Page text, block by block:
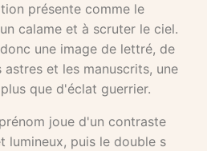
présente comme le
calame et à scruter le ciel.
une image de lettré, de
et les manuscrits, une
que d'éclat guerrier.
joue d'un contraste
lumineux, puis le double s